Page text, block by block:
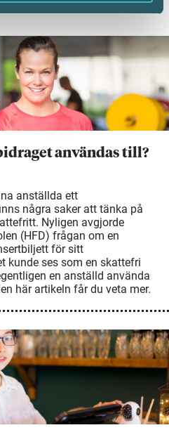
användas till?
anställda ett
några saker att tänka på
Nyligen avgjorde
(HFD) frågan om en
för sitt
kunde ses som en skattefri
en anställd använda
här artikeln får du veta mer.